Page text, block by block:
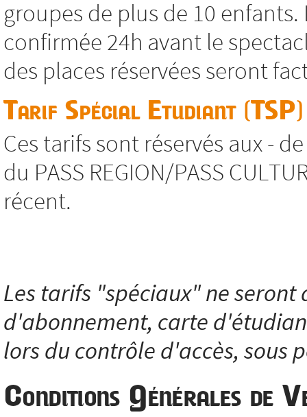
groupes de plus de 10
confirmée 24h avant le
des places réservées seront
Tarif Spécial Etudiant (TSP)
Ces tarifs sont réservés aux -
du PASS REGION/PASS
récent.
Les tarifs "spéciaux" ne
d'abonnement, carte
lors du contrôle d'accès, sous
Conditions Générales de